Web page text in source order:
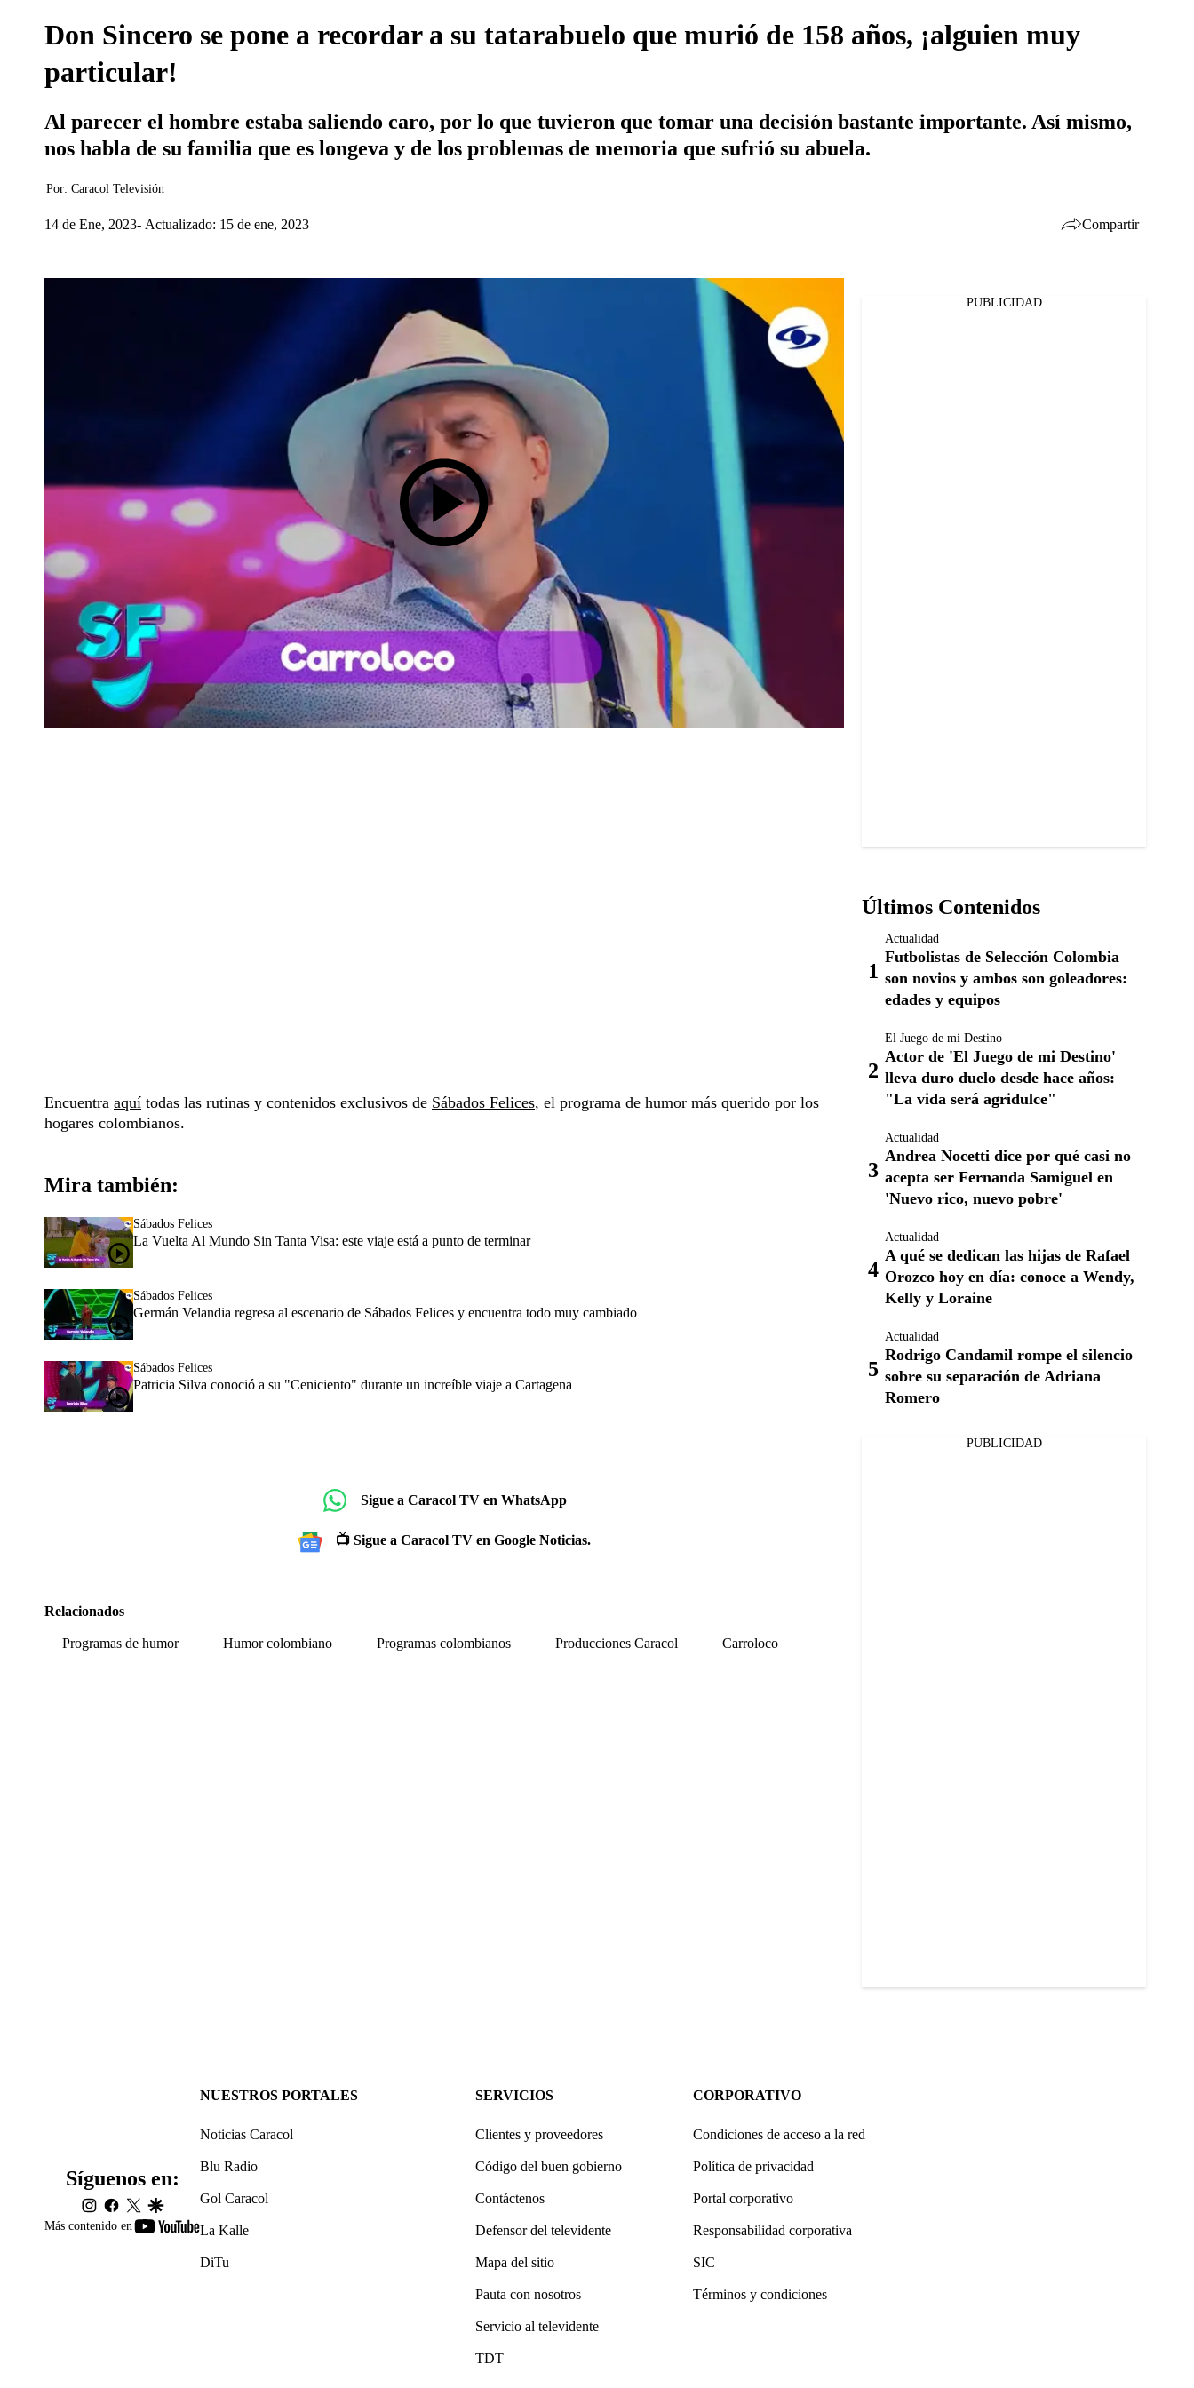
Don Sincero se pone a recordar a su tatarabuelo que murió de 158 años, ¡alguien muy
particular!
Al parecer el hombre estaba saliendo caro, por lo que tuvieron que tomar una decisión bastante importante. Así mismo,
nos habla de su familia que es longeva y de los problemas de memoria que sufrió su abuela.
Por: Caracol Televisión
14 de Ene, 2023 Actualizado: 15 de ene, 2023 Compartir
Encuentra aquí todas las rutinas y contenidos exclusivos de Sábados Felices, el programa de humor más querido por los
hogares colombianos.
Mira también:
Sábados Felices
La Vuelta Al Mundo Sin Tanta Visa: este viaje está a punto de terminar
Sábados Felices
Germán Velandia regresa al escenario de Sábados Felices y encuentra todo muy cambiado
Sábados Felices
Patricia Silva conoció a su "Ceniciento" durante un increíble viaje a Cartagena
Sigue a Caracol TV en WhatsApp
📺 Sigue a Caracol TV en Google Noticias.
Relacionados
Programas de humor Humor colombiano Programas colombianos Producciones Caracol Carroloco
PUBLICIDAD
Últimos Contenidos
Actualidad
Futbolistas de Selección Colombia
son novios y ambos son goleadores:
edades y equipos
El Juego de mi Destino
Actor de 'El Juego de mi Destino'
lleva duro duelo desde hace años:
"La vida será agridulce"
Actualidad
Andrea Nocetti dice por qué casi no
acepta ser Fernanda Samiguel en
'Nuevo rico, nuevo pobre'
Actualidad
A qué se dedican las hijas de Rafael
Orozco hoy en día: conoce a Wendy,
Kelly y Loraine
Actualidad
Rodrigo Candamil rompe el silencio
sobre su separación de Adriana
Romero
PUBLICIDAD
Más contenido en
youtube-
Síguenos en:
instagram
facebook
twittergoogle
NUESTROS PORTALES
Noticias Caracol
Blu Radio
Gol Caracol
La Kalle
DiTu
SERVICIOS
Clientes y proveedores
Código del buen gobierno
Contáctenos
Defensor del televidente
Mapa del sitio
Pauta con nosotros
Servicio al televidente
TDT
CORPORATIVO
Condiciones de acceso a la red
Política de privacidad
Portal corporativo
Responsabilidad corporativa
SIC
Términos y condiciones